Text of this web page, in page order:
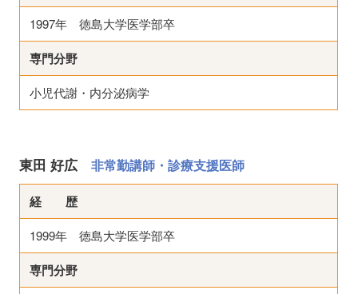
1997年 徳島大学医学部卒
専門分野
小児代謝・内分泌病学
東田 好広非常勤講師・診療支援医師
経 歴
1999年 徳島大学医学部卒
専門分野